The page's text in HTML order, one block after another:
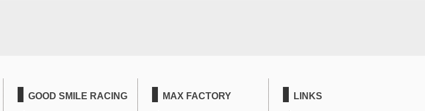
GOOD SMILE RACING MAX FACTORY LINKS